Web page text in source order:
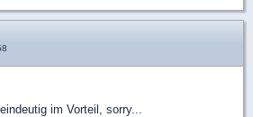
im Vorteil, sorry...